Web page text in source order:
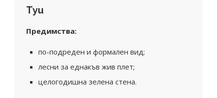
Туи
Предимства:
по-подреден и формален вид;
лесни за еднакъв жив плет;
целогодишна зелена стена.